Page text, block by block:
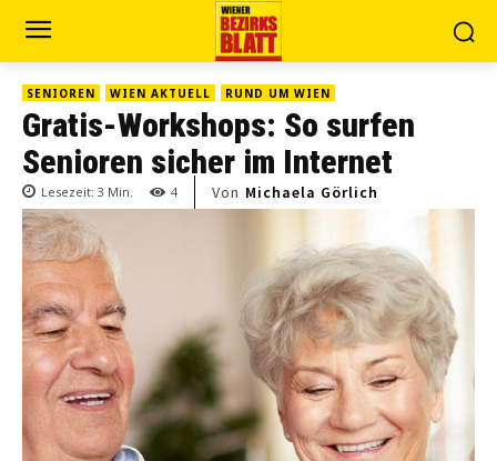
SENIOREN WIEN AKTUELL RUND UM WIEN
Gratis-Workshops: So surfen
Senioren sicher im Internet
Lesezeit: 3 Min. 4 Von Michaela Görlich